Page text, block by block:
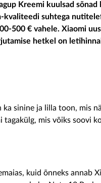
Kreemi kuulsad sõnad
kvaliteedi suhtega
500 € vahele. Xiaomi
hetkel on
sinine ja lilla toon, mis
tagakülg, mis võiks soovi
kuid õnneks annab